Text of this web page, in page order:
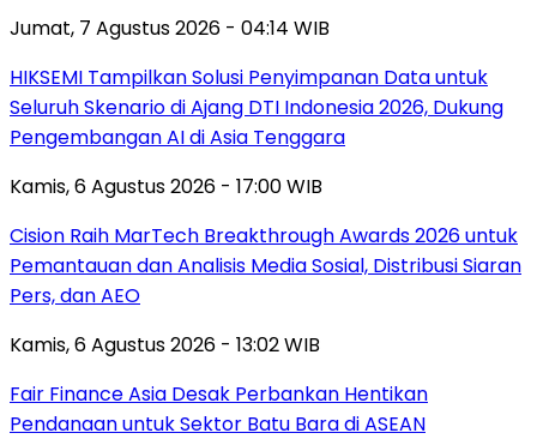
Jumat, 7 Agustus 2026 - 04:14 WIB
HIKSEMI Tampilkan Solusi Penyimpanan Data untuk
Seluruh Skenario di Ajang DTI Indonesia 2026, Dukung
Pengembangan AI di Asia Tenggara
Kamis, 6 Agustus 2026 - 17:00 WIB
Cision Raih MarTech Breakthrough Awards 2026 untuk
Pemantauan dan Analisis Media Sosial, Distribusi Siaran
Pers, dan AEO
Kamis, 6 Agustus 2026 - 13:02 WIB
Fair Finance Asia Desak Perbankan Hentikan
Pendanaan untuk Sektor Batu Bara di ASEAN